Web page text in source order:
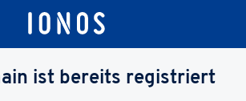
ist bereits registriert